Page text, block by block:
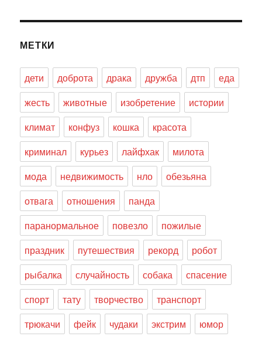
МЕТКИ
дети доброта драка дружба дтп
еда
жесть
животные изобретение
истории
климат
конфуз кошка
красота
криминал
курьез лайфхак
милота
мода
недвижимость нло
обезьяна
отвага
отношения
панда
паранормальное
повезло
пожилые
праздник
путешествия рекорд
робот
рыбалка
случайность собака
спасение
спорт
тату творчество
транспорт
трюкачи
фейк чудаки экстрим юмор